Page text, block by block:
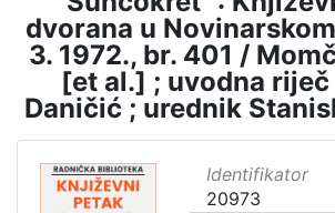
dvorana u
3. 1972., br. 401 /
[et al.] ; uvodna
Daničić ; urednik
Identifikator
20973